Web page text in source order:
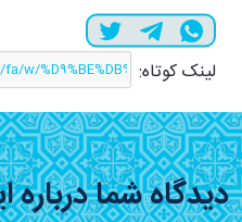
لینک کوتاه:
دیدگاه شما